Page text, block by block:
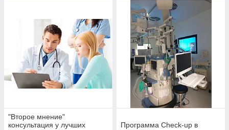
сопровождающих
Полное визовое сопровождениедля комфортного
путешествия
Консультации, диагностика, реабилитация,
оздоровление
💬 Обращайтесь за консультацией – подберём лучшее
решение для вашего здоровья! 🩺✨
"Второе мнение"
консультация у лучших
Программа Check-up в